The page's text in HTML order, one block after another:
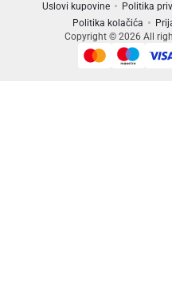
Uslovi kupovine Politika
Politika kolačića
Copyright © 2026 All